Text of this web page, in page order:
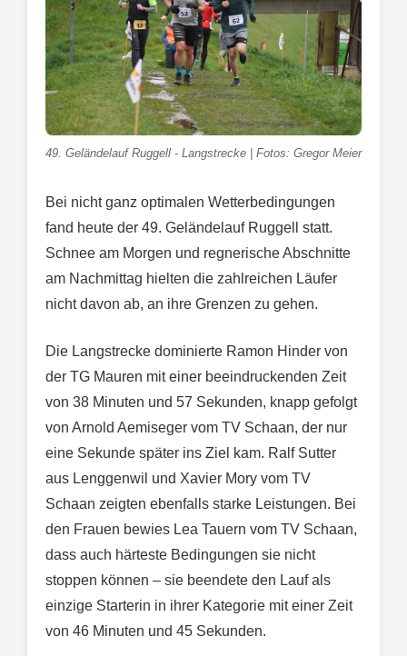
49. Geländelauf Ruggell - Langstrecke | Fotos: Gregor Meier
Bei nicht ganz optimalen Wetterbedingungen
fand heute der 49. Geländelauf Ruggell statt.
Schnee am Morgen und regnerische Abschnitte
am Nachmittag hielten die zahlreichen Läufer
nicht davon ab, an ihre Grenzen zu gehen.
Die Langstrecke dominierte Ramon Hinder von
der TG Mauren mit einer beeindruckenden Zeit
von 38 Minuten und 57 Sekunden, knapp gefolgt
von Arnold Aemiseger vom TV Schaan, der nur
eine Sekunde später ins Ziel kam. Ralf Sutter
aus Lenggenwil und Xavier Mory vom TV
Schaan zeigten ebenfalls starke Leistungen. Bei
den Frauen bewies Lea Tauern vom TV Schaan,
dass auch härteste Bedingungen sie nicht
stoppen können – sie beendete den Lauf als
einzige Starterin in ihrer Kategorie mit einer Zeit
von 46 Minuten und 45 Sekunden.